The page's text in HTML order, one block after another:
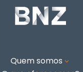
Quem somos 3